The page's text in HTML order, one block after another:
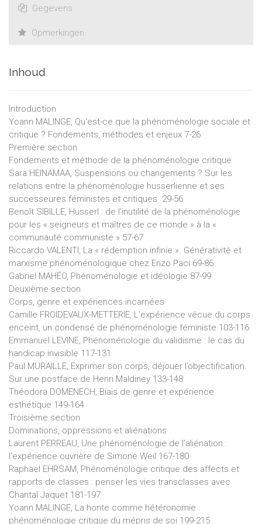
Gegevens
Opmerkingen
Inhoud
Introduction
Yoann MALINGE, Qu'est-ce que la phénoménologie sociale et
critique ? Fondements, méthodes et enjeux 7-26
Première section
Fondements et méthode de la phénoménologie critique
Sara HEINÄMAA, Suspensions ou changements ? Sur les
relations entre la phénoménologie husserlienne et ses
successeures féministes et critiques 29-56
Benoît SIBILLE, Husserl : de l’inutilité de la phénoménologie
pour les « seigneurs et maîtres de ce monde » à la «
communauté communiste » 57-67
Riccardo VALENTI, La « rédemption infinie ». Générativité et
marxisme phénoménologique chez Enzo Paci 69-86
Gabriel MAHÉO, Phénoménologie et idéologie 87-99
Deuxième section
Corps, genre et expériences incarnées
Camille FROIDEVAUX-METTERIE, L’expérience vécue du corps
enceint, un condensé de phénoménologie féministe 103-116
Emmanuel LEVINE, Phénoménologie du validisme : le cas du
handicap invisible 117-131
Paul MURAILLE, Exprimer son corps, déjouer l’objectification.
Sur une postface de Henri Maldiney 133-148
Théodora DOMENECH, Biais de genre et expérience
esthétique 149-164
Troisième section
Dominations, oppressions et aliénations
Laurent PERREAU, Une phénoménologie de l’aliénation :
l’expérience ouvrière de Simone Weil 167-180
Raphaël EHRSAM, Phénoménologie critique des affects et
rapports de classes : penser les vies transclasses avec
Chantal Jaquet 181-197
Yoann MALINGE, La honte comme hétéronomie :
phénoménologie critique du mépris de soi 199-215